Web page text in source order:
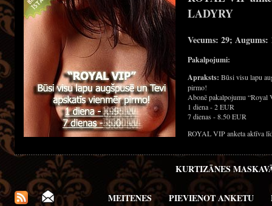
LADYRY
Vecums: 29;
Pakalpojumi:
Apraksts: Būsi visu lapu
pirmo!
Abonē pakalpojumu “Royal
1 diena - 2 EUR
7 dienas - 8.50 EUR
ROYAL VIP anketa aktīva
KURTIZĀNES
MEITENES PIEVIENOT ANKETU